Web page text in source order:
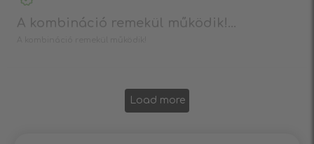
A kombináció remekül működik!...
Load more